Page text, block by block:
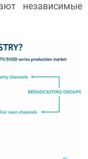
независимые